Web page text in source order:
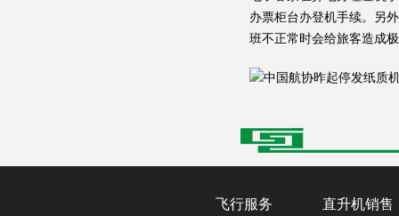
办票柜台办登机手续。另
班不正常时会给旅客造成
飞行服务 直升机销售